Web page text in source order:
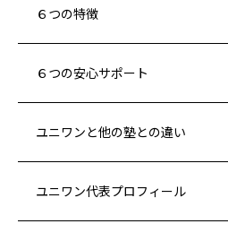
６つの特徴
６つの安心サポート
ユニワンと他の塾との違い
ユニワン代表プロフィール